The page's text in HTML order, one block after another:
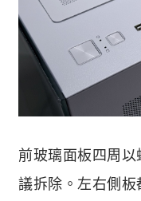
前玻璃面板四周
議拆除。左右側